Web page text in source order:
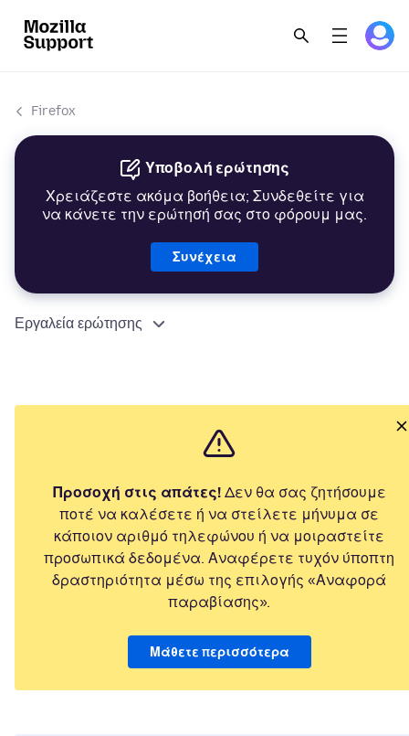
Firefox
Υποβολή ερώτησης
Χρειάζεστε ακόμα βοήθεια; Συνδεθείτε για
να κάνετε την ερώτησή σας στο φόρουμ μας.
Συνέχεια
Εργαλεία ερώτησης
Προσοχή στις απάτες!Δεν θα σας ζητήσουμε
ποτέ να καλέσετε ή να στείλετε μήνυμα σε
κάποιον αριθμό τηλεφώνου ή να μοιραστείτε
προσωπικά δεδομένα. Αναφέρετε τυχόν ύποπτη
δραστηριότητα μέσω της επιλογής «Αναφορά
παραβίασης».
Μάθετε περισσότερα